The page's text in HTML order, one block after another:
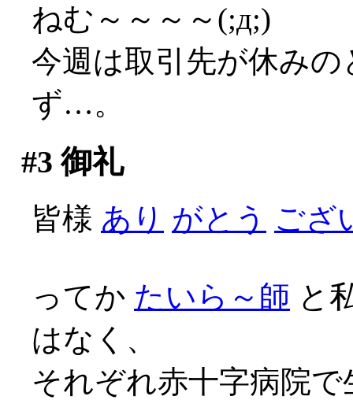
ねむ～～～～(;д;)
今週は取引先が休み
ず…。
#3 御礼
皆様 あり がとう ござ
ってか たいら～師 と
はなく、
それぞれ赤十字病院